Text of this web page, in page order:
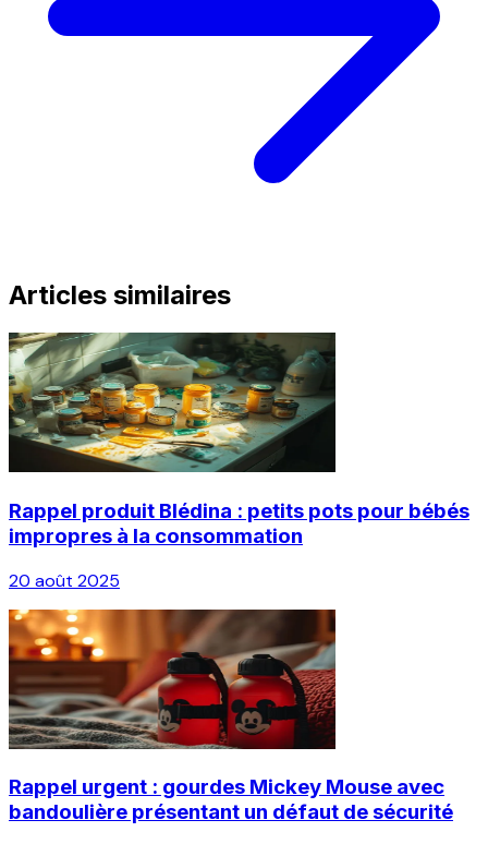
Articles similaires
Rappel produit Blédina : petits pots pour bébés
impropres à la consommation
20 août 2025
Rappel urgent : gourdes Mickey Mouse avec
bandoulière présentant un défaut de sécurité